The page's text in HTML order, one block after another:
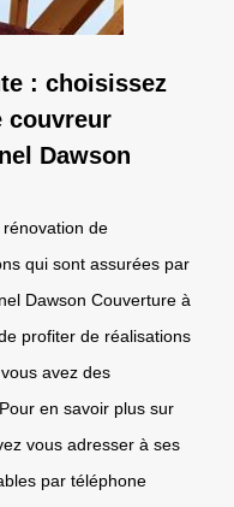
: choisissez
couvreur
Dawson
rénovation de
qui sont assurées par
Dawson Couverture à
profiter de réalisations
avez des
en savoir plus sur
vous adresser à ses
par téléphone